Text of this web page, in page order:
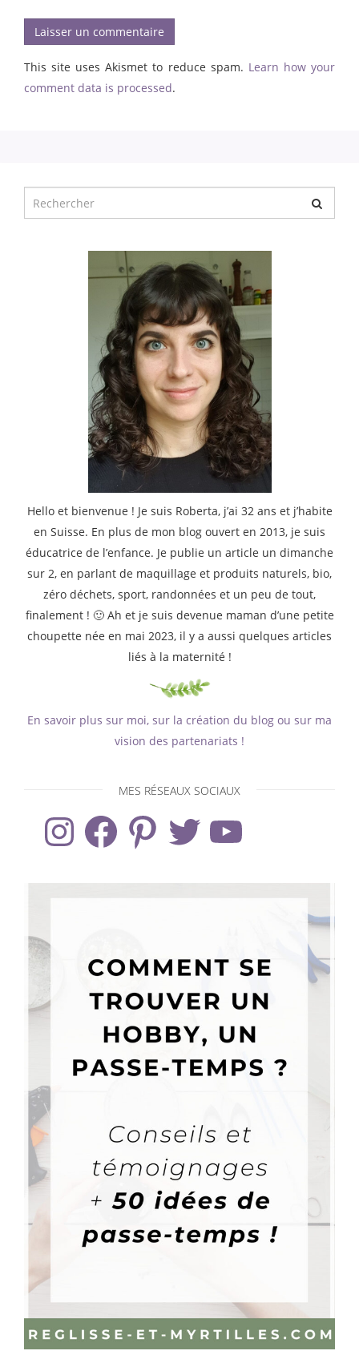
This site uses Akismet to reduce spam. Learn how your
comment data is processed.
pour
Hello et bienvenue ! Je suis Roberta, j’ai 32 ans et j’habite
en Suisse. En plus de mon blog ouvert en 2013, je suis
éducatrice de l’enfance. Je publie un article un dimanche
sur 2, en parlant de maquillage et produits naturels, bio,
zéro déchets, sport, randonnées et un peu de tout,
finalement ! 🙂 Ah et je suis devenue maman d’une petite
choupette née en mai 2023, il y a aussi quelques articles
liés à la maternité !
En savoir plus sur moi, sur la création du blog ou sur ma
vision des partenariats !
MES RÉSEAUX SOCIAUX
InstagramFacebook PinterestTwitter YouTube